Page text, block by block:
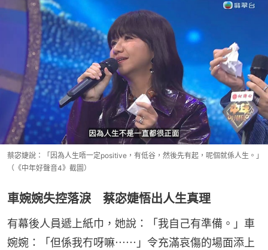
蔡宓婕說：「因為人生唔一定positive，有低谷，然後先有起，呢個就係人生。」
（《中年好聲音4》截圖）
車婉婉失控落淚 蔡宓婕悟出人生真理
有幕後人員遞上紙巾，她說：「我自己有準備。」車
婉婉：「但係我冇呀嘛⋯⋯」令充滿哀傷的場面添上